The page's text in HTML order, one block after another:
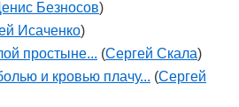
Безносов)
Исаченко)
простыне... (Сергей Скала)
и кровью плачу... (Сергей